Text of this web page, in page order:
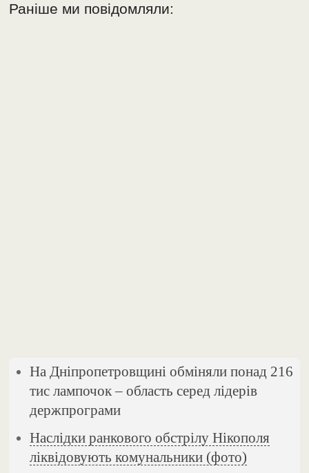
Раніше ми повідомляли:
На Дніпропетровщині обміняли понад 216
тис лампочок – область серед лідерів
держпрограми
Наслідки ранкового обстрілу Нікополя
ліквідовують комунальники (фото)